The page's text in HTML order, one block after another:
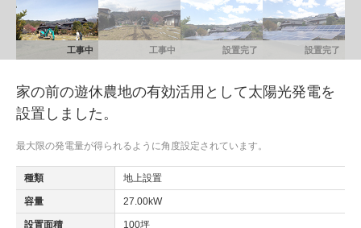
工事中 工事中 設置完了 設置完了
家の前の遊休農地の有効活用として太陽光発電を
設置しました。
最大限の発電量が得られるように角度設定されています。
種類 地上設置
容量 27.00kW
設置面積 100坪